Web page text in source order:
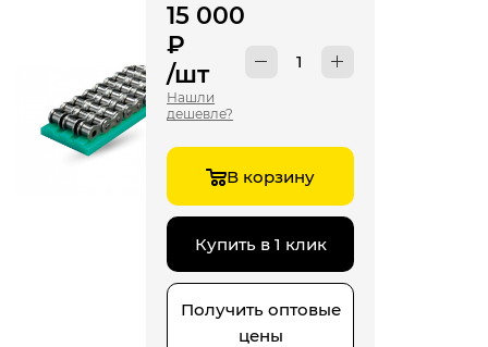
15 000
₽
/шт
Нашли
дешевле?
В корзину
Купить в 1 клик
Получить оптовые
цены